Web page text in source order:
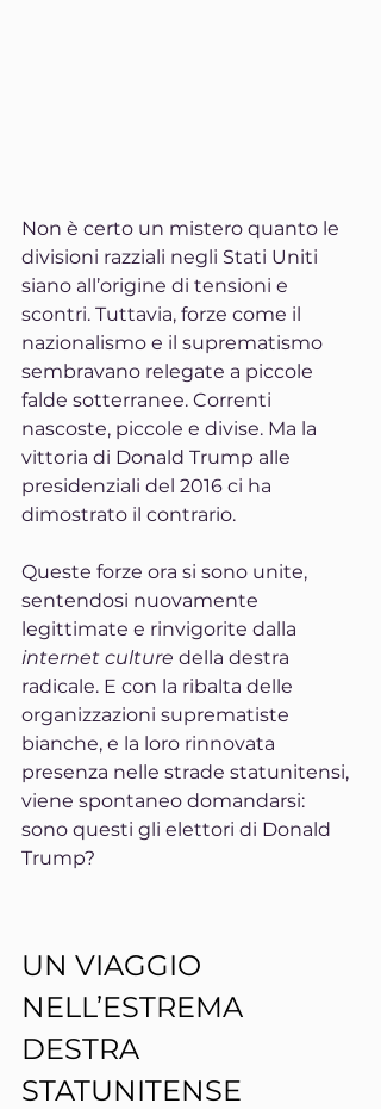
Non è certo un mistero quanto le
divisioni razziali negli Stati Uniti
siano all’origine di tensioni e
scontri. Tuttavia, forze come il
nazionalismo e il suprematismo
sembravano relegate a piccole
falde sotterranee. Correnti
nascoste, piccole e divise. Ma la
vittoria di Donald Trump alle
presidenziali del 2016 ci ha
dimostrato il contrario.
Queste forze ora si sono unite,
sentendosi nuovamente
legittimate e rinvigorite dalla
internet culture della destra
radicale. E con la ribalta delle
organizzazioni suprematiste
bianche, e la loro rinnovata
presenza nelle strade statunitensi,
viene spontaneo domandarsi:
sono questi gli elettori di Donald
Trump?
UN VIAGGIO
NELL’ESTREMA
DESTRA
STATUNITENSE